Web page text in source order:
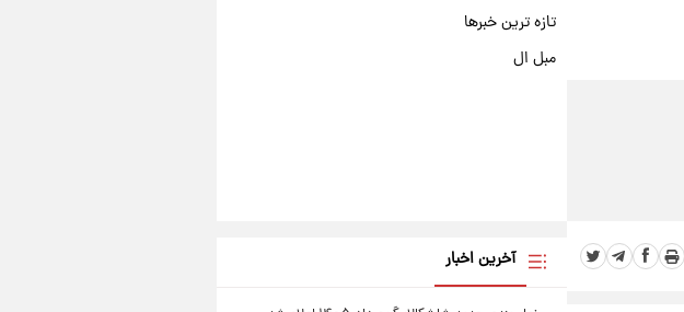
تازه ترین خبرها
مبل ال
آخرین اخبار